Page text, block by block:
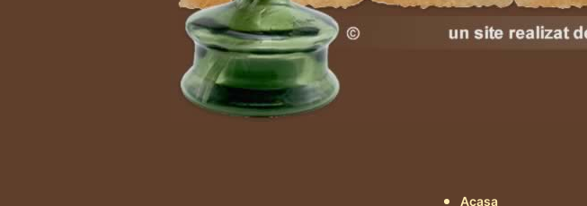
Acasa